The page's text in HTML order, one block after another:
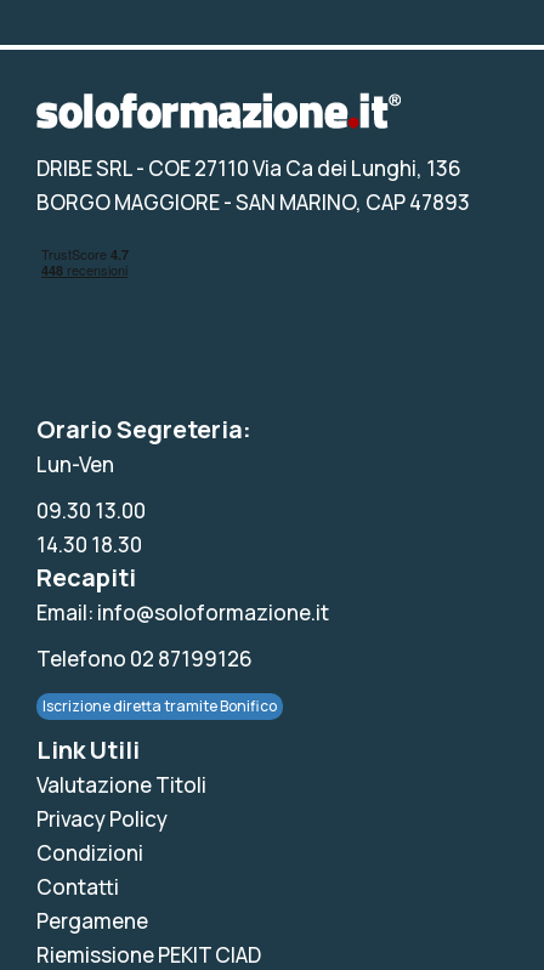
DRIBE SRL- COE 27110 Via Ca dei Lunghi, 136
BORGO MAGGIORE - SAN MARINO, CAP 47893
Orario Segreteria:
Lun-Ven
09.30 13.00
14.30 18.30
Recapiti
Email: info@soloformazione.it
Telefono 02 87199126
Iscrizione diretta tramite Bonifico
Link Utili
Valutazione Titoli
Privacy Policy
Condizioni
Contatti
Pergamene
Riemissione PEKIT CIAD